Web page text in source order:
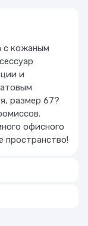
с кожаным
и
размер 67?
офисного
пространство!